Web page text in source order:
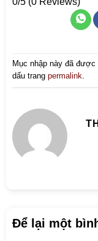
Mục nhập này đã được
dấu trang permalink.
Để lại một